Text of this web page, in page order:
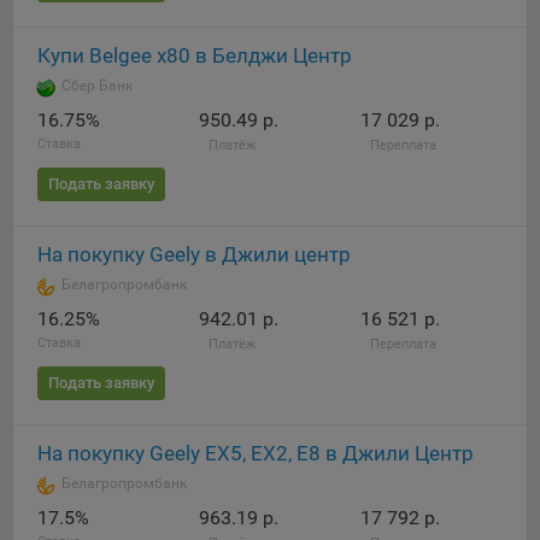
Пользователи могут принять или отклонить все
обрабатываемые на сайте файлы cookie. При этом
корректная работа сайта возможна только в случае
использования необходимых файлов cookie. В случае их
отключения может потребоваться совершать повторный
выбор предпочтений куки, языковой версии сайта, а
версии страниц.
Помимо настроек файлов cookie на сайте субъекты
всех или некоторых файлов cookie в настройках своего
5.1. Обеспечение удобства пользователей сайтов;
5.2. Повышение качества функционирования сайтов, в том
числе корректность их работы;
5.3. Сбор аналитической информации в обобщенном виде
Купи Belgee х80 в Белджи Центр
Сбер Банк
16.75%
Ставка
950.49 р.
Платёж
17 029 р.
Переплата
Подать заявку
На покупку Geely в Джили центр
Белагропромбанк
16.25%
Ставка
942.01 р.
Платёж
16 521 р.
Переплата
Подать заявку
На покупку Geely EX5, EX2, E8 в Джили Центр
Белагропромбанк
17.5% 963.19 р. 17 792 р.